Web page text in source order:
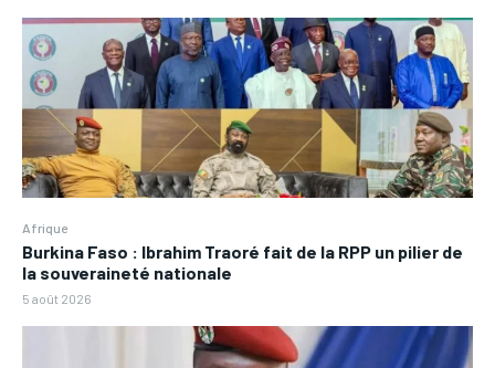
Afrique
Burkina Faso : Ibrahim Traoré fait de la RPP un pilier de
la souveraineté nationale
5 août 2026